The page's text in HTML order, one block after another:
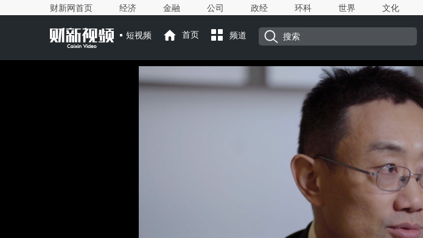
财新网首页 经济 金融 公司 政经 环科 世界 文化
短视频 首页 频道